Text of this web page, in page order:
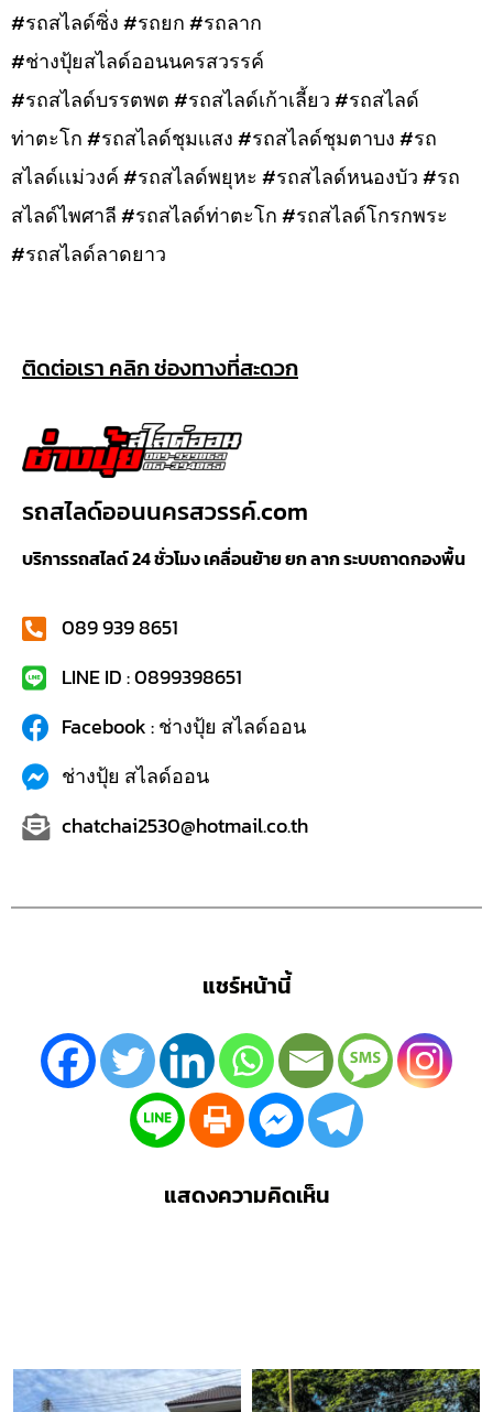
#รถสไลด์ซิ่ง #รถยก #รถลาก
#ช่างปุ้ยสไลด์ออนนครสวรรค์
#รถสไลด์บรรตพต #รถสไลด์เก้าเลี้ยว #รถสไลด์
ท่าตะโก #รถสไลด์ชุมเเสง #รถสไลด์ชุมตาบง #รถ
สไลด์เเม่วงค์ #รถสไลด์พยุหะ #รถสไลด์หนองบัว #รถ
สไลด์ไพศาลี #รถสไลด์ท่าตะโก #รถสไลด์โกรกพระ
#รถสไลด์ลาดยาว
ติดต่อเรา คลิก ช่องทางที่สะดวก
รถสไลด์ออนนครสวรรค์.com
บริการรถสไลด์ 24 ชั่วโมง เคลื่อนย้าย ยก ลาก ระบบถาดกองพื้น
089 939 8651
LINE ID : 0899398651
Facebook : ช่างปุ้ย สไลด์ออน
ช่างปุ้ย สไลด์ออน
chatchai2530@hotmail.co.th
แชร์หน้านี้
แสดงความคิดเห็น